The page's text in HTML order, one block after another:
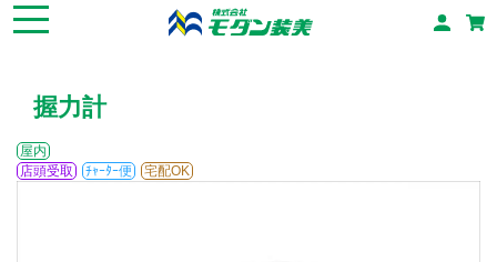
握力計
屋内
店頭受取
ﾁｬｰﾀｰ便 宅配OK